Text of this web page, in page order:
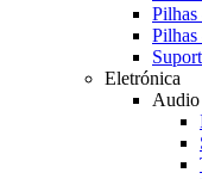
Pilhas
Eletrónica